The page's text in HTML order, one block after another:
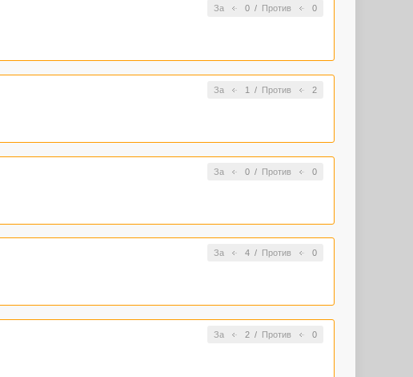
За 0/ Против 0
За 1 / Против 2
За 0/ Против 0
За 4/ Против 0
За 2/ Против 0